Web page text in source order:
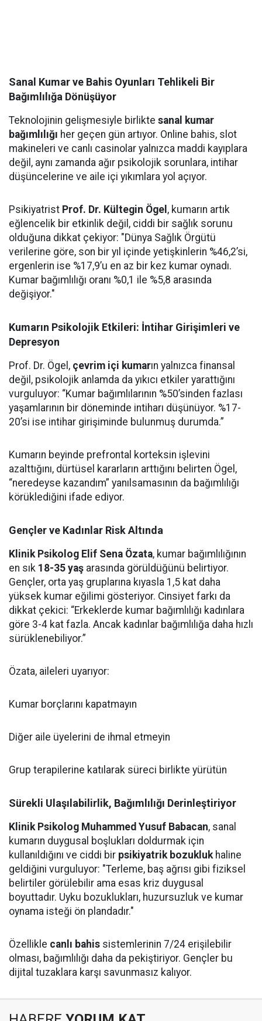
Sanal Kumar ve Bahis Oyunları Tehlikeli Bir
Bağımlılığa Dönüşüyor
Teknolojinin gelişmesiyle birlikte sanal kumar
bağımlılığı her geçen gün artıyor. Online bahis, slot
makineleri ve canlı casinolar yalnızca maddi kayıplara
değil, aynı zamanda ağır psikolojik sorunlara, intihar
düşüncelerine ve aile içi yıkımlara yol açıyor.
Psikiyatrist Prof. Dr. Kültegin Ögel , kumarın artık
eğlencelik bir etkinlik değil, ciddi bir sağlık sorunu
olduğuna dikkat çekiyor: "Dünya Sağlık Örgütü
verilerine göre, son bir yıl içinde yetişkinlerin %46,2’si,
ergenlerin ise %17,9’u en az bir kez kumar oynadı.
Kumar bağımlılığı oranı %0,1 ile %5,8 arasında
değişiyor."
Kumarın Psikolojik Etkileri: İntihar Girişimleri ve
Depresyon
Prof. Dr. Ögel, çevrim içi kumarın yalnızca finansal
değil, psikolojik anlamda da yıkıcı etkiler yarattığını
vurguluyor: “Kumar bağımlılarının %50’sinden fazlası
yaşamlarının bir döneminde intiharı düşünüyor. %17-
20’si ise intihar girişiminde bulunmuş durumda.”
Kumarın beyinde prefrontal korteksin işlevini
azalttığını, dürtüsel kararların arttığını belirten Ögel,
“neredeyse kazandım” yanılsamasının da bağımlılığı
körüklediğini ifade ediyor.
Gençler ve Kadınlar Risk Altında
Klinik Psikolog Elif Sena Özata, kumar bağımlılığının
en sık 18-35 yaş arasında görüldüğünü belirtiyor.
Gençler, orta yaş gruplarına kıyasla 1,5 kat daha
yüksek kumar eğilimi gösteriyor. Cinsiyet farkı da
dikkat çekici: “Erkeklerde kumar bağımlılığı kadınlara
göre 3-4 kat fazla. Ancak kadınlar bağımlılığa daha hızlı
sürüklenebiliyor.”
Özata, aileleri uyarıyor:
Kumar borçlarını kapatmayın
Diğer aile üyelerini de ihmal etmeyin
Grup terapilerine katılarak süreci birlikte yürütün
Sürekli Ulaşılabilirlik, Bağımlılığı Derinleştiriyor
Klinik Psikolog Muhammed Yusuf Babacan, sanal
kumarın duygusal boşlukları doldurmak için
kullanıldığını ve ciddi bir psikiyatrik bozuklukhaline
geldiğini vurguluyor: "Terleme, baş ağrısı gibi fiziksel
belirtiler görülebilir ama esas kriz duygusal
boyuttadır. Uyku bozuklukları, huzursuzluk ve kumar
oynama isteği ön plandadır."
Özellikle canlı bahis sistemlerinin 7/24 erişilebilir
olması, bağımlılığı daha da pekiştiriyor. Gençler bu
dijital tuzaklara karşı savunmasız kalıyor.